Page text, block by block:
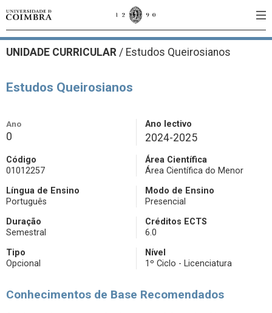
UNIDADE CURRICULAR / Estudos Queirosianos
Estudos Queirosianos
Ano
0
Ano lectivo
2024-2025
Código
01012257
Área Científica
Área Científica do Menor
Língua de Ensino
Português
Modo de Ensino
Presencial
Duração
Semestral
Créditos ECTS
6.0
Tipo
Opcional
Nível
1º Ciclo - Licenciatura
Conhecimentos de Base Recomendados